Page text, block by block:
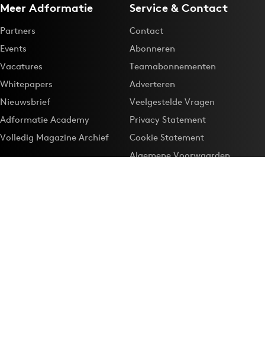
Meer Adformatie
Partners
Events
Vacatures
Whitepapers
Nieuwsbrief
Adformatie Academy
Volledig Magazine Archief
Service & Contact
Contact
Abonneren
Teamabonnementen
Adverteren
Veelgestelde Vragen
Privacy Statement
Cookie Statement
Algemene Voorwaarden